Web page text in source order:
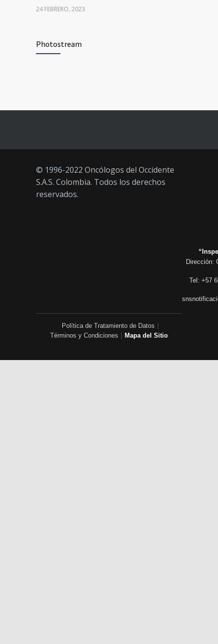
24 FEBRERO, 2023
junio 2021)
años
Photostream
© 1996-2022 Oncólogos del Occidente
S.A.S. Colombia. Todos los derechos
reservados.
Dirección:
Tel: +57
Política de Tratamiento de Datos
Términos y Condiciones
Mapa del Sitio